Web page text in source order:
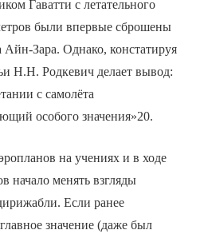
Гаватти с летательного
были впервые сброшены
Айн-Зара. Однако, констатируя
Н.Н. Родкевич делает вывод:
с самолёта
особого значения»20.
на учениях и в ходе
начало менять взгляды
Если ранее
значение (даже был